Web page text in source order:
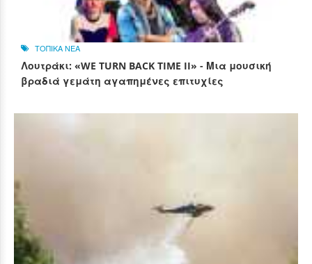
ΤΟΠΙΚΑ ΝΕΑ
Λουτράκι: «WE TURN BACK TIME II» - Μια μουσική
βραδιά γεμάτη αγαπημένες επιτυχίες